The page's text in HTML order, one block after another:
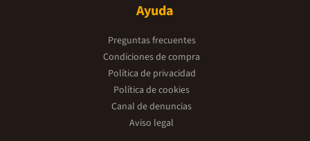
Ayuda
Preguntas frecuentes
Condiciones de compra
Política de privacidad
Política de cookies
Canal de denuncias
Aviso legal